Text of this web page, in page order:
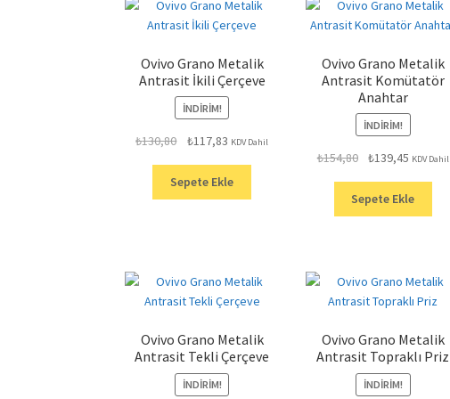
Ovivo Grano Metalik
Antrasit İkili Çerçeve
İNDIRIM!
₺130,80
Orijinal
₺130,80.
₺117,83 Şu
fiyat:
₺117,83.
KDV Dahil
Sepete Ekle
Ovivo Grano Metalik
Antrasit Komütatör
Anahtar
İNDIRIM!
₺154,80
Orijinal
₺154,80.
₺139,45 Şu
fiyat:
₺139,45.
KDV Dahil
Sepete Ekle
Ovivo Grano Metalik
Antrasit Tekli Çerçeve
İNDIRIM!
Ovivo Grano Metalik
Antrasit Topraklı Priz
İNDIRIM!